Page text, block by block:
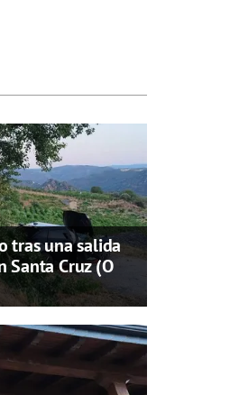
tras una salida
Santa Cruz (O